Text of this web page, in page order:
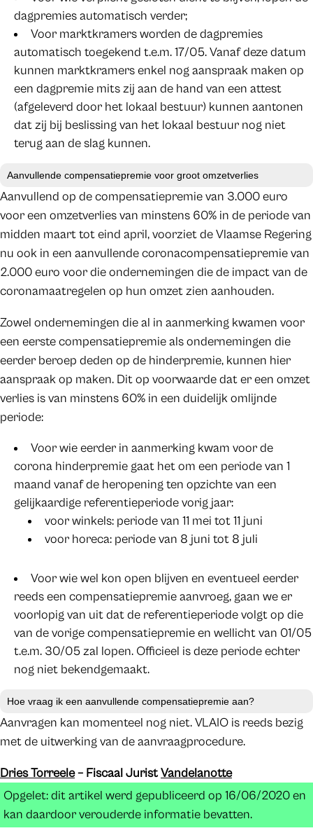
dagpremies automatisch verder;
Voor marktkramers worden de dagpremies
automatisch toegekend t.e.m. 17/05. Vanaf deze datum
kunnen marktkramers enkel nog aanspraak maken op
een dagpremie mits zij aan de hand van een attest
(afgeleverd door het lokaal bestuur) kunnen aantonen
dat zij bij beslissing van het lokaal bestuur nog niet
terug aan de slag kunnen.
Aanvullende compensatiepremie voor groot omzetverlies
Aanvullend op de compensatiepremie van 3.000 euro
voor een omzetverlies van minstens 60% in de periode van
midden maart tot eind april, voorziet de Vlaamse Regering
nu ook in een aanvullende coronacompensatiepremie van
2.000 euro voor die ondernemingen die de impact van de
coronamaatregelen op hun omzet zien aanhouden.
Zowel ondernemingen die al in aanmerking kwamen voor
een eerste compensatiepremie als ondernemingen die
eerder beroep deden op de hinderpremie, kunnen hier
aanspraak op maken. Dit op voorwaarde dat er een omzet
verlies is van minstens 60% in een duidelijk omlijnde
periode:
Voor wie eerder in aanmerking kwam voor de
corona hinderpremie gaat het om een periode van 1
maand vanaf de heropening ten opzichte van een
gelijkaardige referentieperiode vorig jaar:
voor winkels: periode van 11 mei tot 11 juni
voor horeca: periode van 8 juni tot 8 juli
Voor wie wel kon open blijven en eventueel eerder
reeds een compensatiepremie aanvroeg, gaan we er
voorlopig van uit dat de referentieperiode volgt op die
van de vorige compensatiepremie en wellicht van 01/05
t.e.m. 30/05 zal lopen. Officieel is deze periode echter
nog niet bekendgemaakt.
Hoe vraag ik een aanvullende compensatiepremie aan?
Aanvragen kan momenteel nog niet. VLAIO is reeds bezig
met de uitwerking van de aanvraagprocedure.
Dries Torreele– Fiscaal JuristVandelanotte
Opgelet: dit artikel werd gepubliceerd op 16/06/2020 en
kan daardoor verouderde informatie bevatten.